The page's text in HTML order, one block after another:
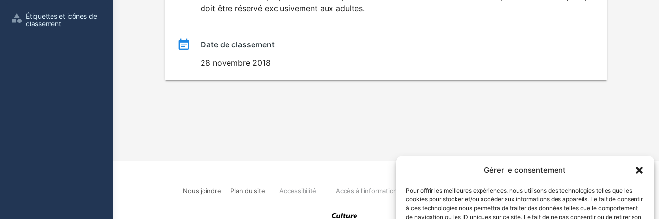
Gérer le consentement
Pour offrir les meilleures expériences, nous utilisons des technologies telles que les
cookies pour stocker et/ou accéder aux informations des appareils. Le fait de consentir
à ces technologies nous permettra de traiter des données telles que le comportement
de navigation ou les ID uniques sur ce site. Le fait de ne pas consentir ou de retirer son
Étiquettes et icônes de
classement
EXPLICITE
doit être réservé exclusivement aux adultes.
Date de classement
28 novembre 2018
Nous joindre Plan du site Accessibilité Accès à l'information Déclaration de services Politique de confidentialité